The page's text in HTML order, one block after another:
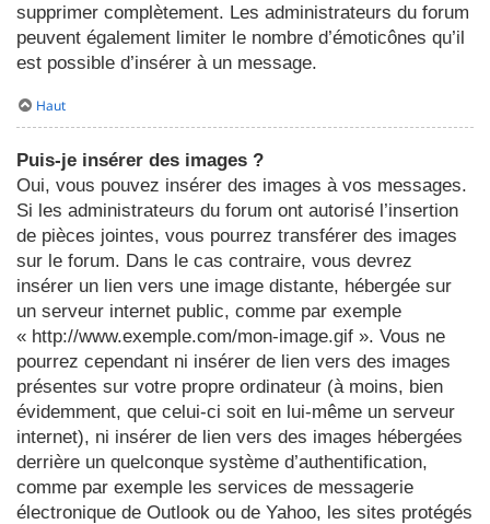
supprimer complètement. Les administrateurs du forum
peuvent également limiter le nombre d’émoticônes qu’il
est possible d’insérer à un message.
Haut
Puis-je insérer des images ?
Oui, vous pouvez insérer des images à vos messages.
Si les administrateurs du forum ont autorisé l’insertion
de pièces jointes, vous pourrez transférer des images
sur le forum. Dans le cas contraire, vous devrez
insérer un lien vers une image distante, hébergée sur
un serveur internet public, comme par exemple
« http://www.exemple.com/mon-image.gif ». Vous ne
pourrez cependant ni insérer de lien vers des images
présentes sur votre propre ordinateur (à moins, bien
évidemment, que celui-ci soit en lui-même un serveur
internet), ni insérer de lien vers des images hébergées
derrière un quelconque système d’authentification,
comme par exemple les services de messagerie
électronique de Outlook ou de Yahoo, les sites protégés